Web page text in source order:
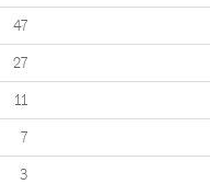
47
27
11
7
3